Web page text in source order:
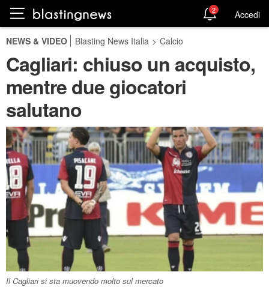
2 Accedi
NEWS & VIDEO Blasting News Italia > Calcio
Cagliari: chiuso un acquisto,
mentre due giocatori
salutano
Il Cagliari si sta muovendo molto sul mercato